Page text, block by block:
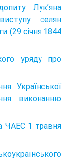
Лук’яна
селян
(29 січня 1844
уряду про
Української
виконанню
ЧАЕС 1 травня